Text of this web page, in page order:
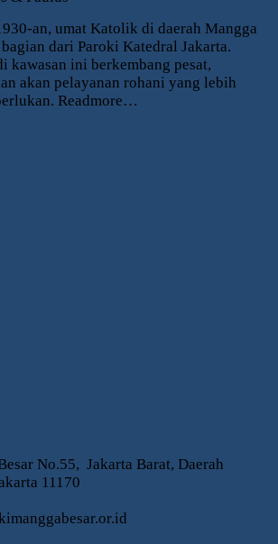
an, umat Katolik di daerah Mangga
dari Paroki Katedral Jakarta.
kawasan ini berkembang pesat,
akan pelayanan rohani yang lebih
Readmore…
No.55, Jakarta Barat, Daerah
11170